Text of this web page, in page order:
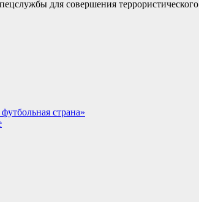
для совершения
страна»